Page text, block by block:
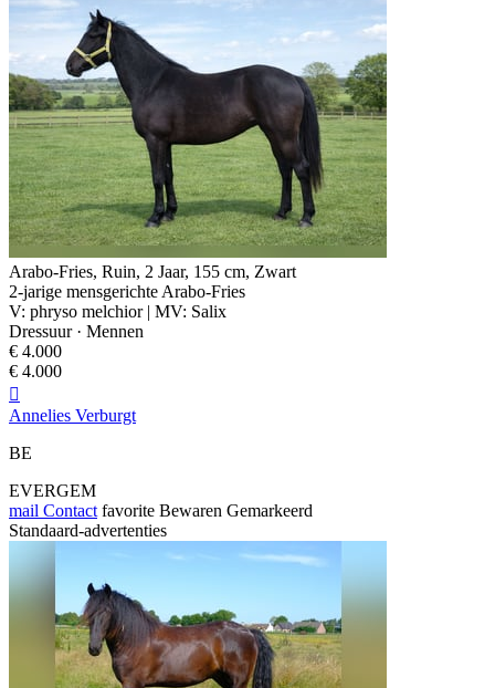
Arabo-Fries, Ruin, 2 Jaar, 155 cm, Zwart
2-jarige mensgerichte Arabo-Fries
V: phryso melchior | MV: Salix
Dressuur · Mennen
€ 4.000
€ 4.000

Annelies Verburgt
BE
EVERGEM
mail Contact favorite Bewaren Gemarkeerd
Standaard-advertenties